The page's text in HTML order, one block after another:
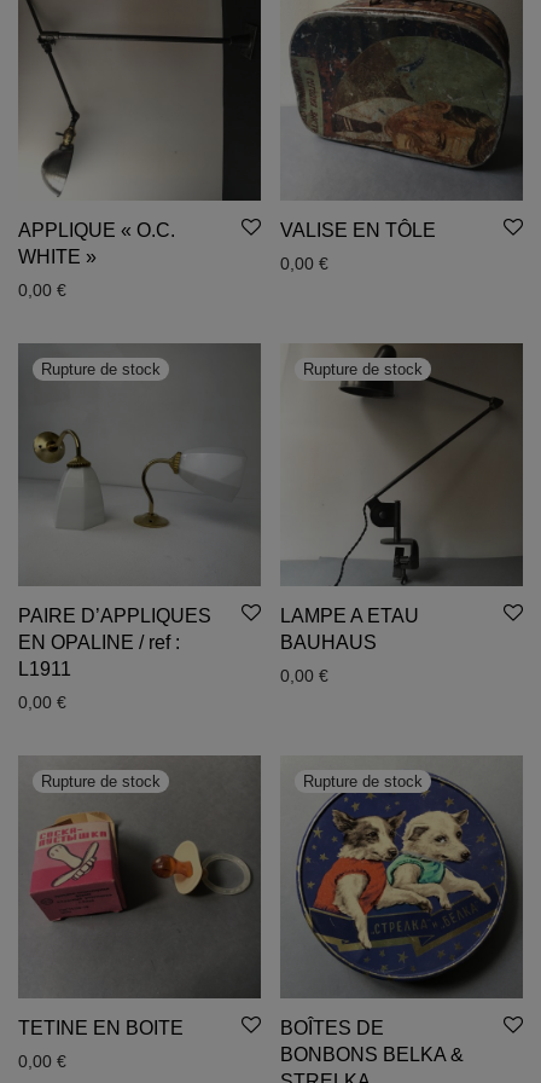
APPLIQUE « O.C.
WHITE »
0,00 €
VALISE EN TÔLE
0,00 €
PAIRE D’APPLIQUES
EN OPALINE / ref :
L1911
0,00 €
LAMPE A ETAU
BAUHAUS
0,00 €
TETINE EN BOITE
0,00 €
BOÎTES DE
BONBONS BELKA &